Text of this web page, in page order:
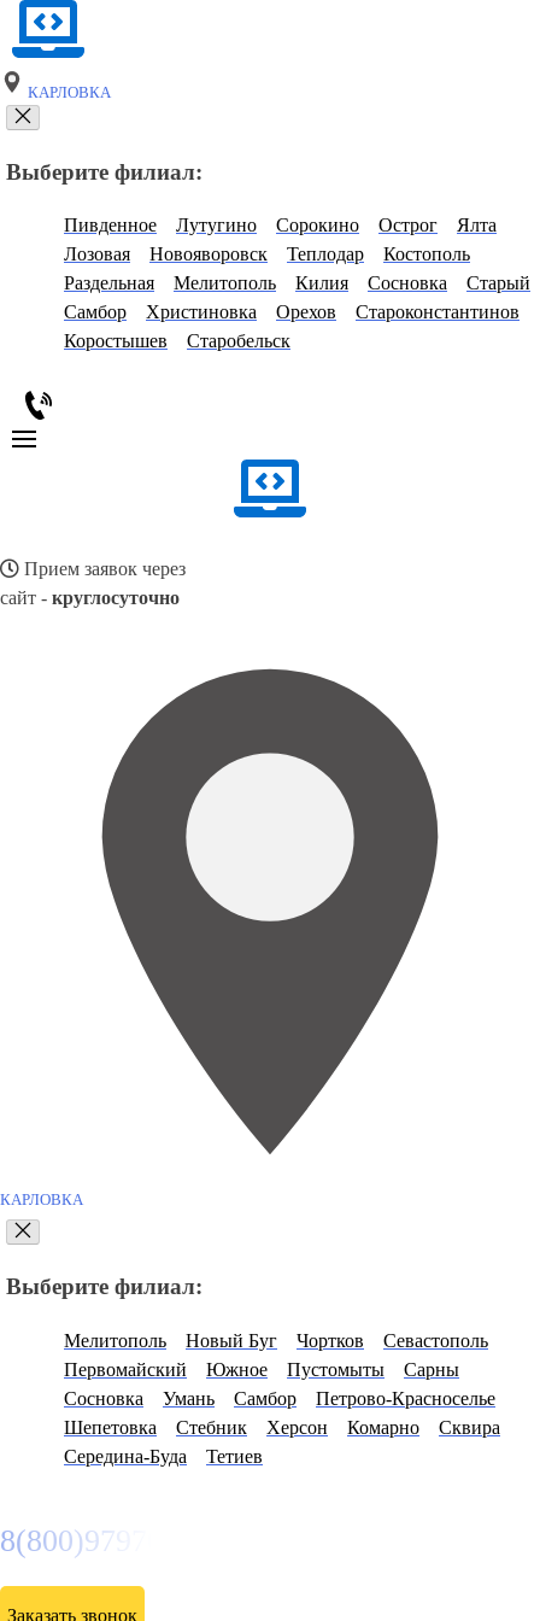
КАРЛОВКА
Выберите филиал:
Пивденное Лутугино Сорокино Острог
Ялта
Лозовая
Новояворовск Теплодар
Костополь
Раздельная
Мелитополь Килия Сосновка
Старый
Самбор
Христиновка Орехов
Староконстантинов
Коростышев
Старобельск
Прием заявок через
сайт - круглосуточно
КАРЛОВКА
Выберите филиал:
Мелитополь Новый Буг Чортков
Севастополь
Первомайский
Южное Пустомыты
Сарны
Сосновка
Умань Самбор
Петрово-Красноселье
Шепетовка
Стебник Херсон Комарно
Сквира
Середина-Буда
Тетиев
8(800)9797043
Заказать звонок